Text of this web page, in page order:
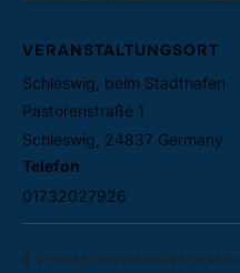
VERANSTALTUNGSORT
Schleswig, beim Stadthafen
Pastorenstraße 1
Schleswig 24837 Germany
Telefon
01732027926
Prüfung Sportbootführerschein-